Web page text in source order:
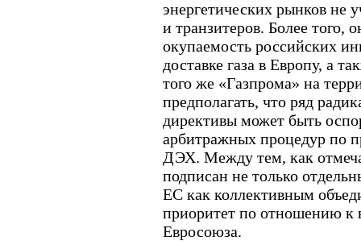
энергетических рынков не
и транзитеров. Более того,
окупаемость российских
доставке газа в Европу, а
того же «Газпрома» на
предполагать, что ряд
директивы может быть
арбитражных процедур по
ДЭХ. Между тем, как
подписан не только
ЕС как коллективным
приоритет по отношению к
Евросоюза.